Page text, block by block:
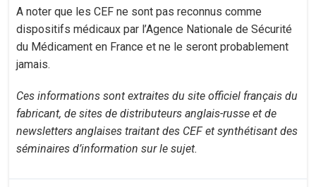
A noter que les CEF ne sont pas reconnus comme
dispositifs médicaux par l’Agence Nationale de Sécurité
du Médicament en France et ne le seront probablement
jamais.
Ces informations sont extraites du site officiel français du
fabricant, de sites de distributeurs anglais-russe et de
newsletters anglaises traitant des CEF et synthétisant des
séminaires d’information sur le sujet.